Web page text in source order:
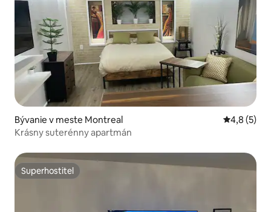
Bývanie v meste Montreal Priemerné
4,8 (5)
Krásny suterénny apartmán
Superhostiteľ
Superhostiteľ